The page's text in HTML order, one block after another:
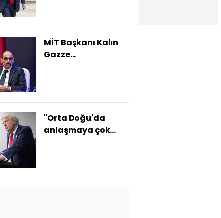
MİT Başkanı Kalın
Gazze
"Orta Doğu'da
anlaşmaya çok